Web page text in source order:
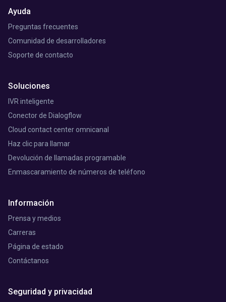
Soluciones
IVR inteligente
Conector de Dialogflow
Cloud contact center omnicanal
Haz clic para llamar
Devolución de llamadas programable
Enmascaramiento de números de teléfono
Ayuda
Preguntas frecuentes
Comunidad de desarrolladores
Soporte de contacto
Información
Prensa y medios
Carreras
Página de estado
Contáctanos
Seguridad y privacidad